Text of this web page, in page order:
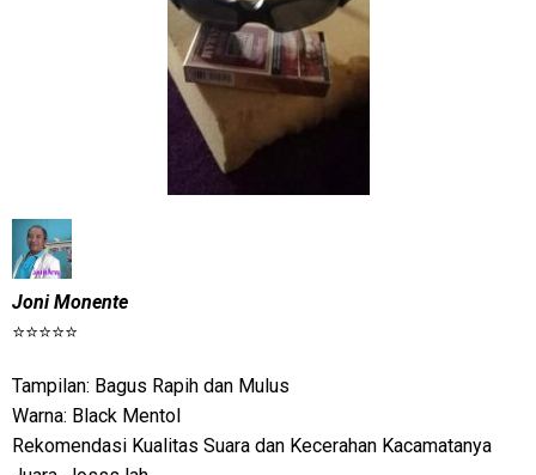
Joni Monente
⭐⭐⭐⭐⭐
Tampilan: Bagus Rapih dan Mulus
Warna: Black Mentol
Rekomendasi Kualitas Suara dan Kecerahan Kacamatanya